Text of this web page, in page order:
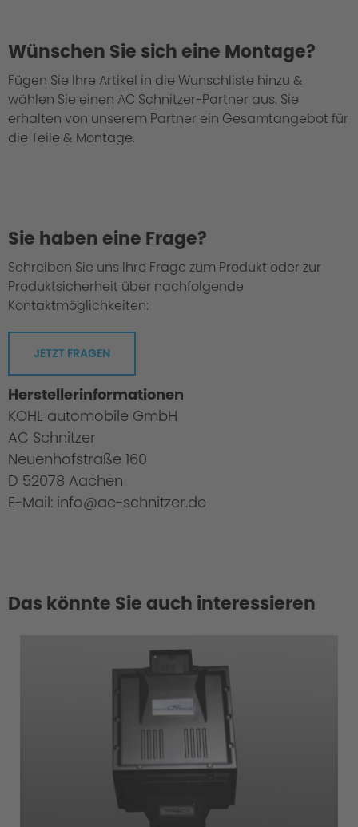
Bei uns geht jedes Fahrwerk durch die
"Grüne Hölle"
Original AC Schnitzer Sportfahrwerke
Wünschen Sie sich eine Montage?
Fügen Sie Ihre Artikel in die Wunschliste hinzu &
wählen Sie einen AC Schnitzer-Partner aus. Sie
erhalten von unserem Partner ein Gesamtangebot für
die Teile & Montage.
Sie haben eine Frage?
Schreiben Sie uns Ihre Frage zum Produkt oder zur
Produktsicherheit über nachfolgende
Kontaktmöglichkeiten:
JETZT FRAGEN
Herstellerinformationen
KOHL automobile GmbH
AC Schnitzer
Neuenhofstraße 160
D 52078 Aachen
E-Mail: info@ac-schnitzer.de
Das könnte Sie auch interessieren